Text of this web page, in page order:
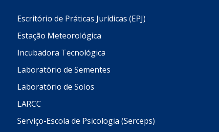
Escritório de Práticas Jurídicas (EPJ)
Estação Meteorológica
Incubadora Tecnológica
Laboratório de Sementes
Laboratório de Solos
LARCC
Serviço-Escola de Psicologia (Serceps)